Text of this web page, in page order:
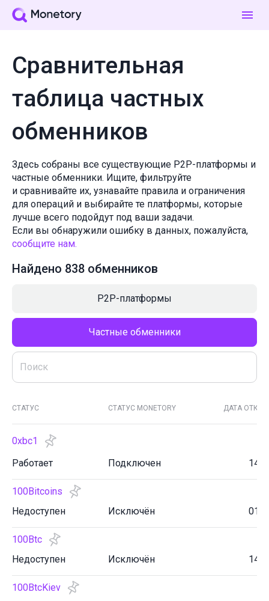
Сравнительная
таблица частных
обменников
Здесь собраны все существующие P2P-платформы и
частные обменники. Ищите, фильтруйте
и сравнивайте их, узнавайте правила и ограничения
для операций и выбирайте те платформы, которые
лучше всего подойдут под ваши задачи.
Если вы обнаружили ошибку в данных, пожалуйста,
сообщите нам.
Найдено 838 обменников
P2P-платформы
Частные обменники
СТАТУС СТАТУС MONETORY ДАТА
0xbc1
Работает
Подключен
100Bitcoins
Недоступен
Исключён
100Btc
Недоступен
Исключён
100BtcKiev